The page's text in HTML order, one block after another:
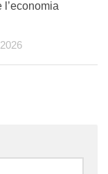
l’economia